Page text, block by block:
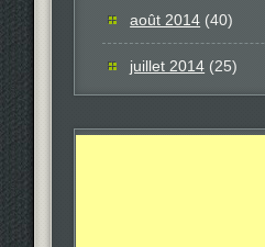
août 2014 (40)
juillet 2014 (25)